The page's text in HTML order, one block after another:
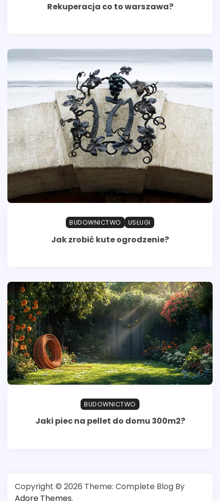
Rekuperacja co to warszawa?
BUDOWNICTWO USŁUGI
Jak zrobić kute ogrodzenie?
BUDOWNICTWO
Jaki piec na pellet do domu 300m2?
Copyright © 2026 Theme: Complete Blog By
Adore Themes.